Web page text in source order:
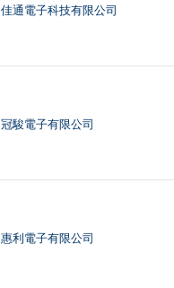
佳通電子科技有限公司
冠駿電子有限公司
惠利電子有限公司